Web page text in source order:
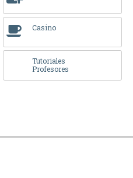
Casino
Tutoriales
Profesores